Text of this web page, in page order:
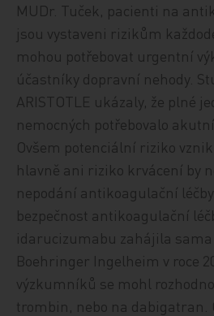
MUDr. Tuček, pacienti na
jsou vystaveni rizikům
mohou potřebovat urgentní
účastníky dopravní nehody.
ARISTOTLE ukázaly, že plné
nemocných potřebovalo
Ovšem potenciální riziko
hlavně ani riziko krvácení by
nepodání antikoagulační
bezpečnost antikoagulační
idarucizumabu zahájila sama
Boehringer Ingelheim v roce
výzkumníků se mohl
trombin, nebo na dabigatran.